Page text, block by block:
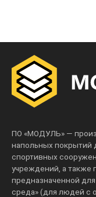
ПО «МОДУЛЬ» —
напольных покрытий
спортивных
учреждений, а также
предназначенной
среда» (для людей с